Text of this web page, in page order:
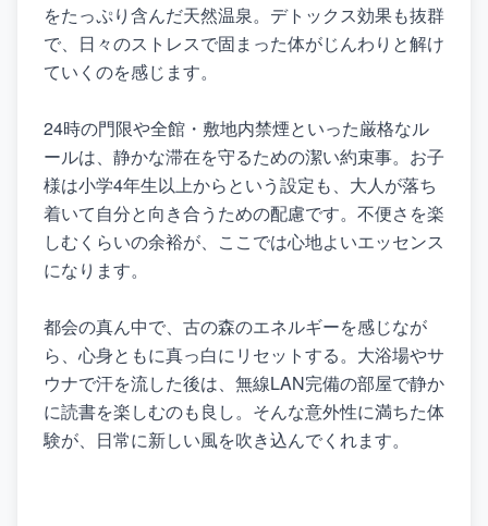
をたっぷり含んだ天然温泉。デトックス効果も抜群
で、日々のストレスで固まった体がじんわりと解け
ていくのを感じます。
24時の門限や全館・敷地内禁煙といった厳格なル
ールは、静かな滞在を守るための潔い約束事。お子
様は小学4年生以上からという設定も、大人が落ち
着いて自分と向き合うための配慮です。不便さを楽
しむくらいの余裕が、ここでは心地よいエッセンス
になります。
都会の真ん中で、古の森のエネルギーを感じなが
ら、心身ともに真っ白にリセットする。大浴場やサ
ウナで汗を流した後は、無線LAN完備の部屋で静か
に読書を楽しむのも良し。そんな意外性に満ちた体
験が、日常に新しい風を吹き込んでくれます。